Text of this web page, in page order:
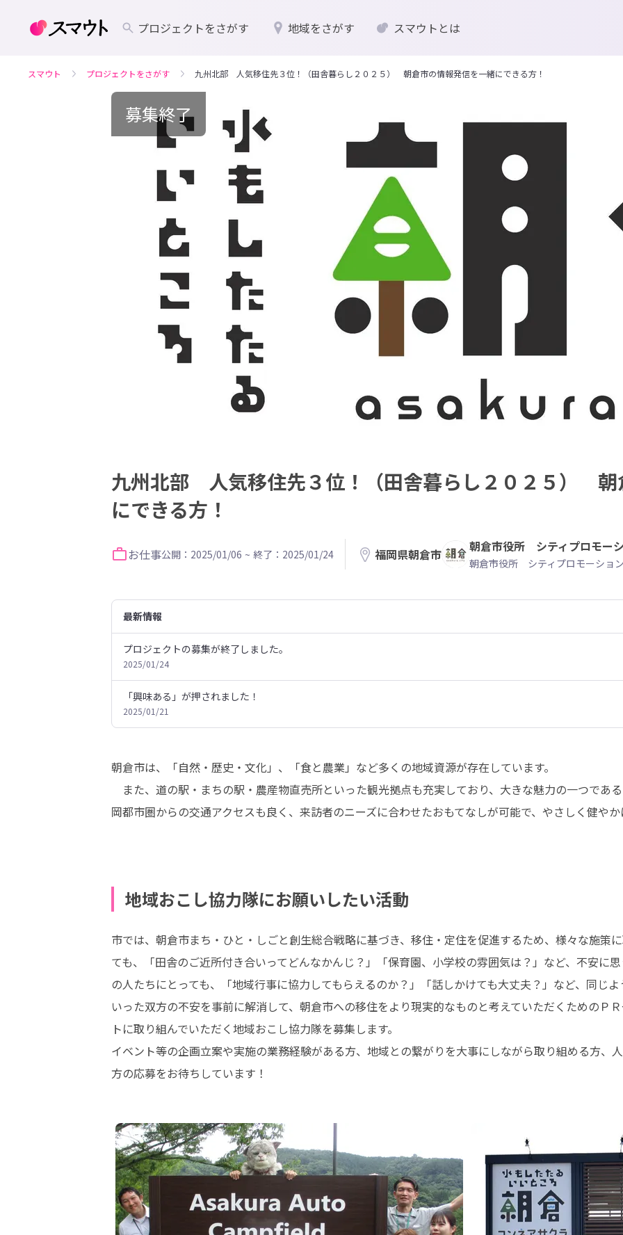
プロジェクトをさがす 地域をさがす スマウトとは
スマウト プロジェクトをさがす 九州北部 人気移住先３位！（田舎暮らし２０２５） 朝倉市の情報発信を一緒にできる方！
募集終了
九州北部 人気移住先３位！（田舎暮らし２０２５） 朝
にできる方！
お仕事公開：2025/01/06 ~ 終了：2025/01/24 福岡県朝倉市 朝倉市役所 シティプロモー
朝倉市役所 シティプロモーショ
最新情報
プロジェクトの募集が終了しました。
2025/01/24
「興味ある」が押されました！
2025/01/21
朝倉市は、「自然・歴史・文化」、「食と農業」など多くの地域資源が存在しています。
また、道の駅・まちの駅・農産物直売所といった観光拠点も充実しており、大きな魅力の一つであ
岡都市圏からの交通アクセスも良く、来訪者のニーズに合わせたおもてなしが可能で、やさしく健やか
地域おこし協力隊にお願いしたい活動
市では、朝倉市まち・ひと・しごと創生総合戦略に基づき、移住・定住を促進するため、様々な施策
ても、「田舎のご近所付き合いってどんなかんじ？」「保育園、小学校の雰囲気は？」など、不安に
の人たちにとっても、「地域行事に協力してもらえるのか？」「話しかけても大丈夫？」など、同じ
いった双方の不安を事前に解消して、朝倉市への移住をより現実的なものと考えていただくためのＰ
トに取り組んでいただく地域おこし協力隊を募集します。
イベント等の企画立案や実施の業務経験がある方、地域との繋がりを大事にしながら取り組める方、
方の応募をお待ちしています！